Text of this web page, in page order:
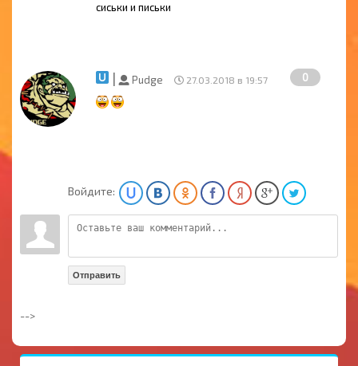
сиськи и письки
Pudge 27.03.2018 в 19:57 0
Войдите:
Отправить
-->